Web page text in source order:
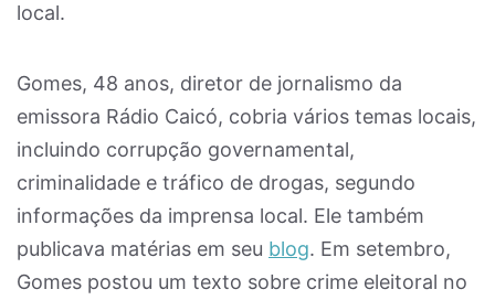
local.
Gomes, 48 anos, diretor de jornalismo da
emissora Rádio Caicó, cobria vários temas locais,
incluindo corrupção governamental,
criminalidade e tráfico de drogas, segundo
informações da imprensa local. Ele também
publicava matérias em seu blog. Em setembro,
Gomes postou um texto sobre crime eleitoral no